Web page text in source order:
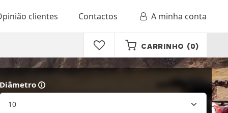
clientes Contactos A minha conta
CARRINHO (0)
Diâmetro